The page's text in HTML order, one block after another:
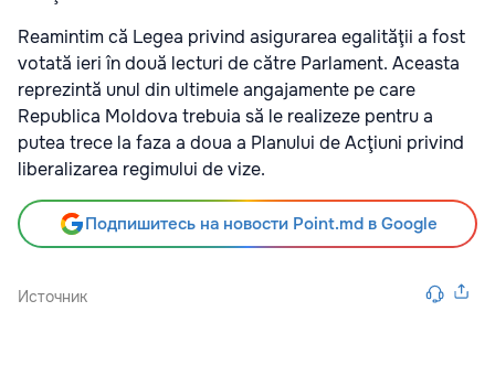
Reamintim că Legea privind asigurarea egalităţii a fost
votată ieri în două lecturi de către Parlament. Aceasta
reprezintă unul din ultimele angajamente pe care
Republica Moldova trebuia să le realizeze pentru a
putea trece la faza a doua a Planului de Acţiuni privind
liberalizarea regimului de vize.
Подпишитесь на новости Point.md в Google
Источник